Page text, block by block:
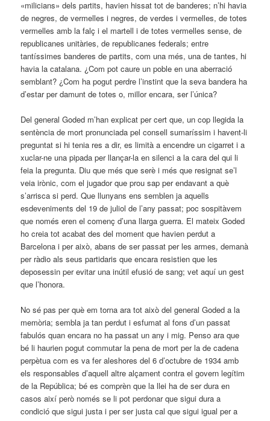
«milicians» dels partits, havien hissat tot de banderes; n’hi havia
de negres, de vermelles i negres, de verdes i vermelles, de totes
vermelles amb la falç i el martell i de totes vermelles sense, de
republicanes unitàries, de republicanes federals; entre
tantíssimes banderes de partits, com una més, una de tantes, hi
havia la catalana. ¿Com pot caure un poble en una aberració
semblant? ¿Com ha pogut perdre l’instint que la seva bandera ha
d’estar per damunt de totes o, millor encara, ser l’única?
Del general Goded m’han explicat per cert que, un cop llegida la
sentència de mort pronunciada pel consell sumaríssim i havent-li
preguntat si hi tenia res a dir, es limità a encendre un cigarret i a
xuclar-ne una pipada per llançar-la en silenci a la cara del qui li
feia la pregunta. Diu que més que serè i més que resignat se’l
veia irònic, com el jugador que prou sap per endavant a què
s’arrisca si perd. Que llunyans ens semblen ja aquells
esdeveniments del 19 de juliol de l’any passat; poc sospitàvem
que només eren el començ d’una llarga guerra. El mateix Goded
ho creia tot acabat des del moment que havien perdut a
Barcelona i per això, abans de ser passat per les armes, demanà
per ràdio als seus partidaris que encara resistien que les
deposessin per evitar una inútil efusió de sang; vet aquí un gest
que l’honora.
No sé pas per què em torna ara tot això del general Goded a la
memòria; sembla ja tan perdut i esfumat al fons d’un passat
fabulós quan encara no ha passat un any i mig. Penso ara que
bé li haurien pogut commutar la pena de mort per la de cadena
perpètua com es va fer aleshores del 6 d’octubre de 1934 amb
els responsables d’aquell altre alçament contra el govern legítim
de la República; bé es comprèn que la llei ha de ser dura en
casos així però només se li pot perdonar que sigui dura a
condició que sigui justa i per ser justa cal que sigui igual per a